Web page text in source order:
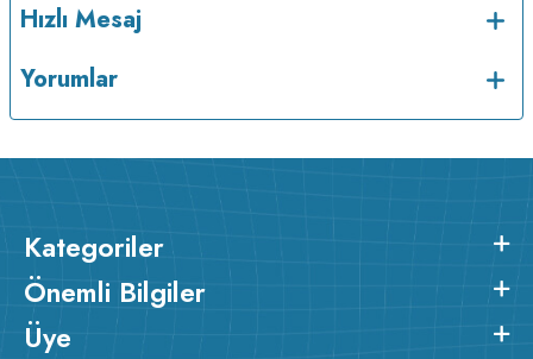
v223.21
Hızlı Mesaj
Yorumlar
Kategoriler
Önemli Bilgiler
Üye